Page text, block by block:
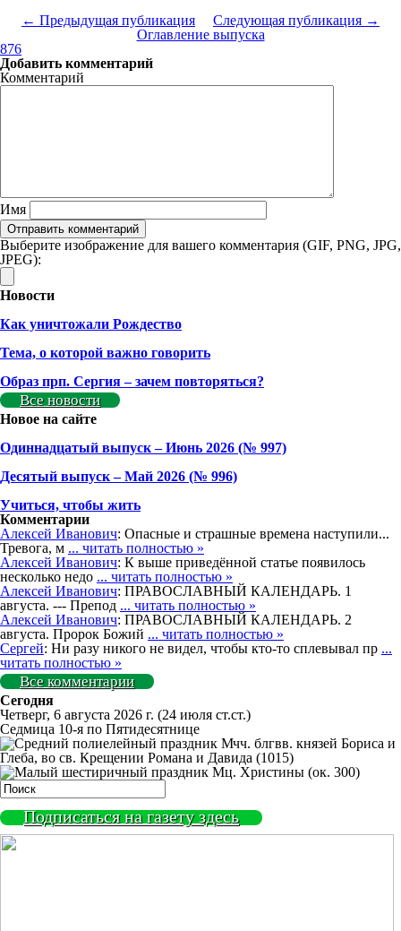
← Предыдущая публикация
Следующая публикация →
Оглавление выпуска
876
Добавить комментарий
Комментарий
Имя
Выберите изображение для вашего комментария (GIF, PNG, JPG,
JPEG):
Новости
Как уничтожали Рождество
Тема, о которой важно говорить
Образ прп. Сергия – зачем повторяться?
Все новости
Новое на сайте
Одиннадцатый выпуск – Июнь 2026 (№ 997)
Деcятый выпуск – Май 2026 (№ 996)
Учиться, чтобы жить
Комментарии
Алексей Иванович: Опасные и страшные времена наступили...
Тревога, м ... читать полностью »
Алексей Иванович: К выше приведённой статье появилось
несколько недо ... читать полностью »
Алексей Иванович: ПРАВОСЛАВНЫЙ КАЛЕНДАРЬ. 1
августа. --- Препод ... читать полностью »
Алексей Иванович: ПРАВОСЛАВНЫЙ КАЛЕНДАРЬ. 2
августа. Пророк Божий ... читать полностью »
Сергей: Ни разу никого не видел, чтобы кто-то сплевывал пр ...
читать полностью »
Все комментарии
Сегодня
Четверг, 6 августа 2026 г. (24 июля ст.ст.)
Седмица 10-я по Пятидесятнице
Мчч. блгвв. князей Бориса и
Глеба, во св. Крещении Романа и Давида (1015)
Мц. Христины (ок. 300)
Подписаться на газету здесь